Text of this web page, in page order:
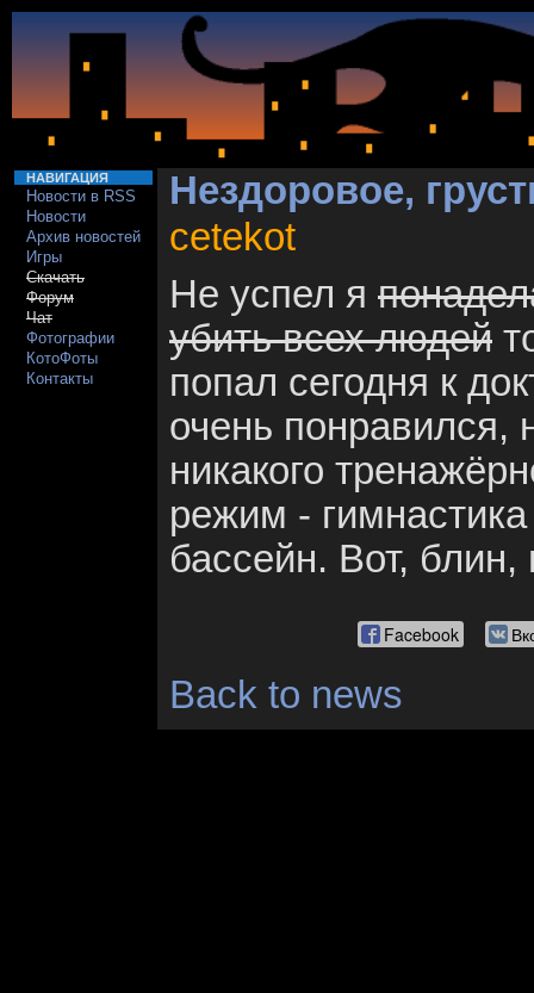
НАВИГАЦИЯ
Новости в RSS
Новости
Архив новостей
Игры
Скачать
Форум
Чат
Фотографии
КотоФоты
Контакты
Нездоровое,
cetekot
Не успел я
убить всех людей
попал сегодня к
очень понравился,
никакого
режим -
бассейн. Вот, блин,
Facebook
Back to news